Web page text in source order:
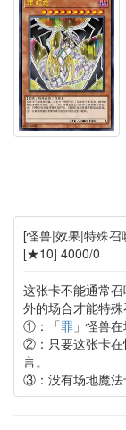
[怪兽|效果|特殊召
[★10] 4000/0
这张卡不能通常
外的场合才能特殊
①：「罪」怪兽在
②：只要这张卡在
言。
③：没有场地魔法